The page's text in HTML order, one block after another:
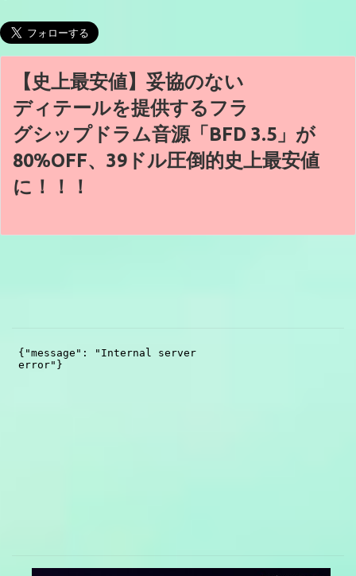
【史上最安値】妥協のない
ディテールを提供するフラ
グシップドラム音源「BFD 3.5」が
80%OFF、39ドル圧倒的史上最安値
に！！！